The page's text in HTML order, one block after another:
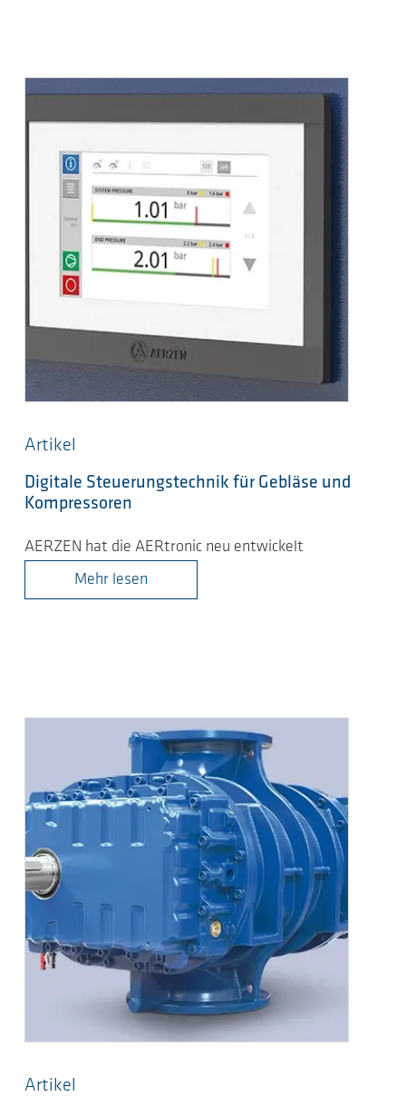
Artikel
Digitale Steuerungstechnik für Gebläse und
Kompressoren
AERZEN hat die AERtronic neu entwickelt
Mehr lesen
Artikel